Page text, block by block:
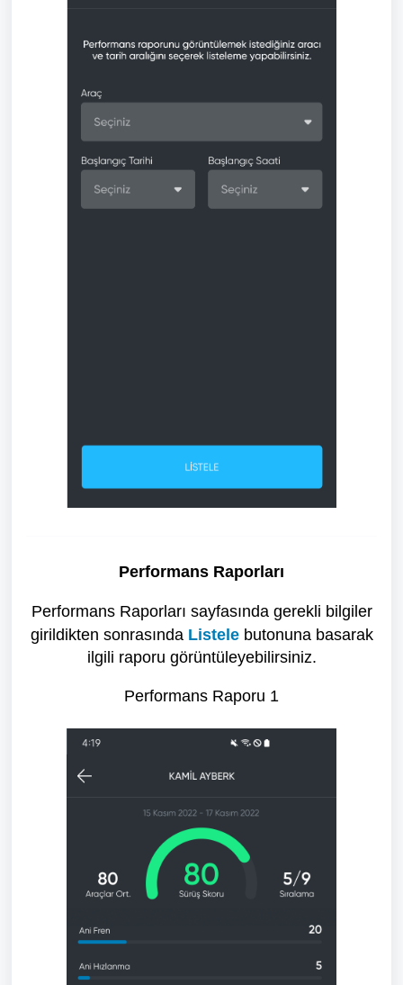
Performans Raporları
Performans Raporları sayfasında gerekli bilgiler
girildikten sonrasında Listele butonuna basarak
ilgili raporu görüntüleyebilirsiniz.
Performans Raporu 1